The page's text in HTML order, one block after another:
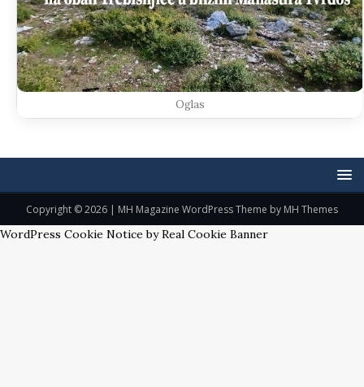
Oglas
Copyright © 2026 | MH Magazine WordPress Theme by MH Themes
WordPress Cookie Notice by Real Cookie Banner